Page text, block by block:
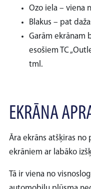
Ozo iela – viena
Blakus – pat
Garām ekrānam
esošiem TC
tml.
EKRĀNA
Āra ekrāns atšķiras no
ekrāniem ar labāko
Tā ir viena no